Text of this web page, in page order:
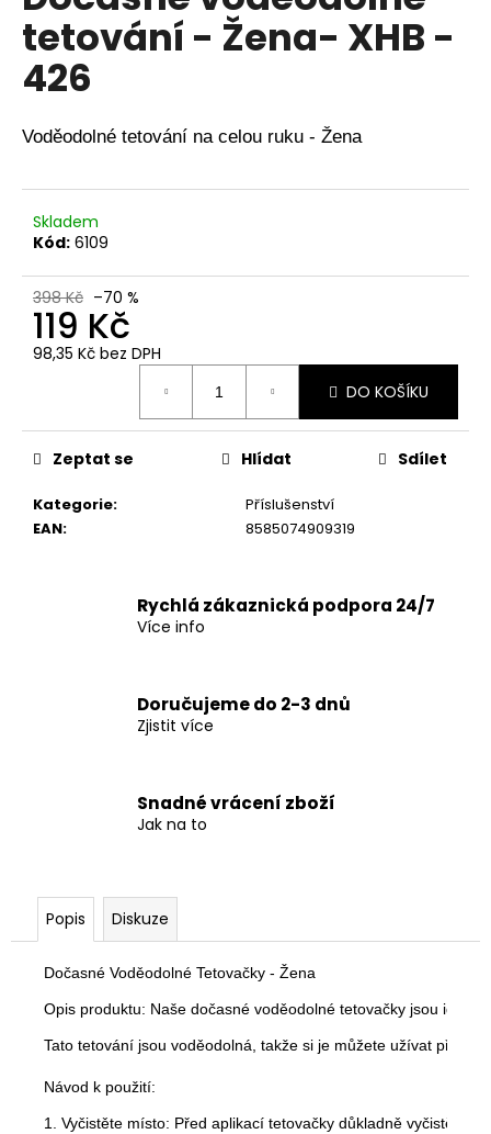
0,0
z
hvězdiček.
tetování - Žena- XHB -
426
Voděodolné tetování na celou ruku - Žena
Skladem
Kód: 6109
398 Kč –70 %
119 Kč
98,35 Kč bez DPH
DO KOŠÍKU
Kategorie:
Příslušenství
EAN: 8585074909319
Zeptat se Hlídat Sdílet
Rychlá zákaznická podpora 24/7
Více info
Doručujeme do 2-3 dnů
Zjistit více
Snadné vrácení zboží
Jak na to
Popis Diskuze
Dočasné Voděodolné Tetovačky - Žena
Opis produktu: Naše dočasné voděodolné tetovačky jsou
Tato tetování jsou voděodolná, takže si je můžete užívat při
Návod k použití:
1. Vyčistěte místo: Před aplikací tetovačky důkladně vyčistěte
a
j
í
?
D
o
u
č
u